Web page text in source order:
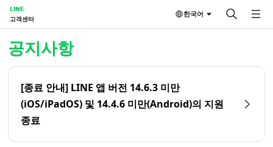
LINE
고객센터
한국어
공지사항
[종료 안내] LINE 앱 버전 14.6.3 미만
(iOS/iPadOS) 및 14.4.6 미만(Android)의 지원
종료